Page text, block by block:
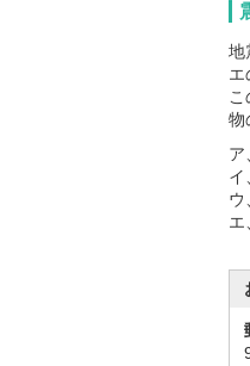
地
エ
物
ア
イ
ウ
エ